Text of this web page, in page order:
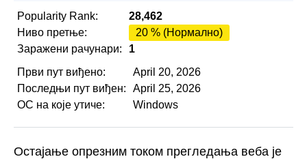
Popularity Rank:
28,462
Ниво претње:
20 % (Нормално)
Заражени рачунари:
1
Први пут виђено:
April 20, 2026
Последњи пут виђен:
April 25, 2026
ОС на које утиче:
Windows
Остајање опрезним током прегледања веба је